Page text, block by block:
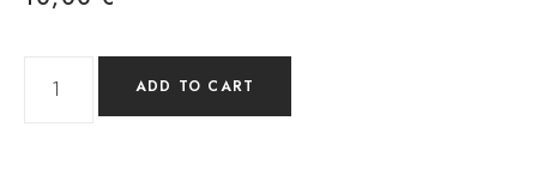
ADD TO CART